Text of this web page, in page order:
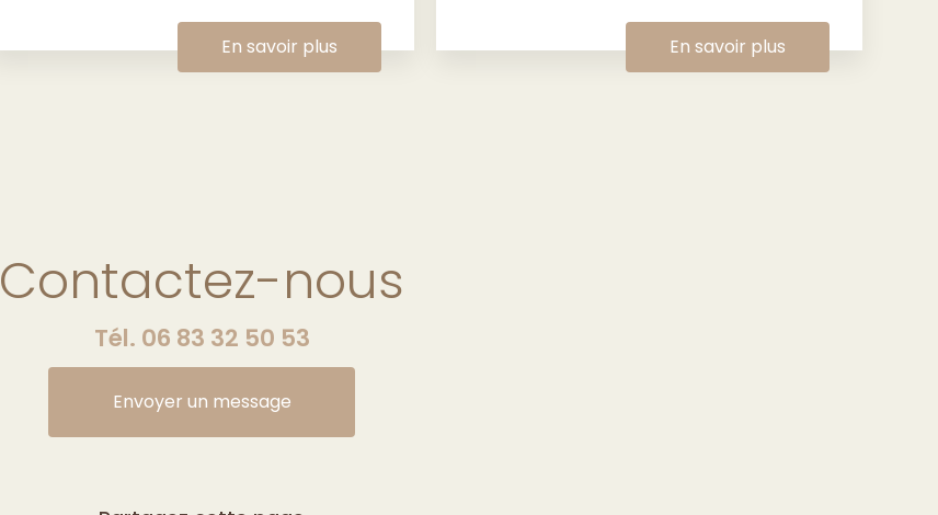
En savoir plus En savoir plus
Contactez-nous
Tél. 06 83 32 50 53
Envoyer un message